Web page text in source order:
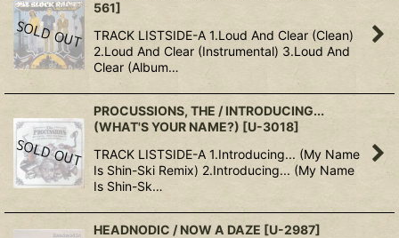
561]
TRACK LISTSIDE-A 1.Loud And Clear (Clean)
2.Loud And Clear (Instrumental) 3.Loud And
Clear (Album…
PROCUSSIONS, THE / INTRODUCING...
(WHAT'S YOUR NAME?) [U-3018]
TRACK LISTSIDE-A 1.Introducing... (My Name
Is Shin-Ski Remix) 2.Introducing... (My Name
Is Shin-Sk…
HEADNODIC / NOW A DAZE [U-2987]